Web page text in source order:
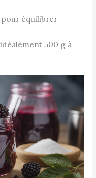
équilibrer
500 g à